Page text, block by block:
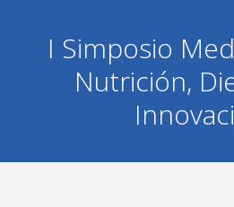
I Simposio
Nutrición,